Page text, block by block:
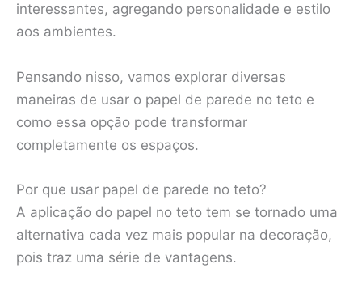
interessantes, agregando personalidade e estilo
aos ambientes.
Pensando nisso, vamos explorar diversas
maneiras de usar o papel de parede no teto e
como essa opção pode transformar
completamente os espaços.
Por que usar papel de parede no teto?
A aplicação do papel no teto tem se tornado uma
alternativa cada vez mais popular na decoração,
pois traz uma série de vantagens.